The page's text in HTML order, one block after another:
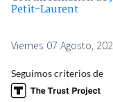
Petit-Laurent
Viernes 07 Agosto,
Seguimos criterios de